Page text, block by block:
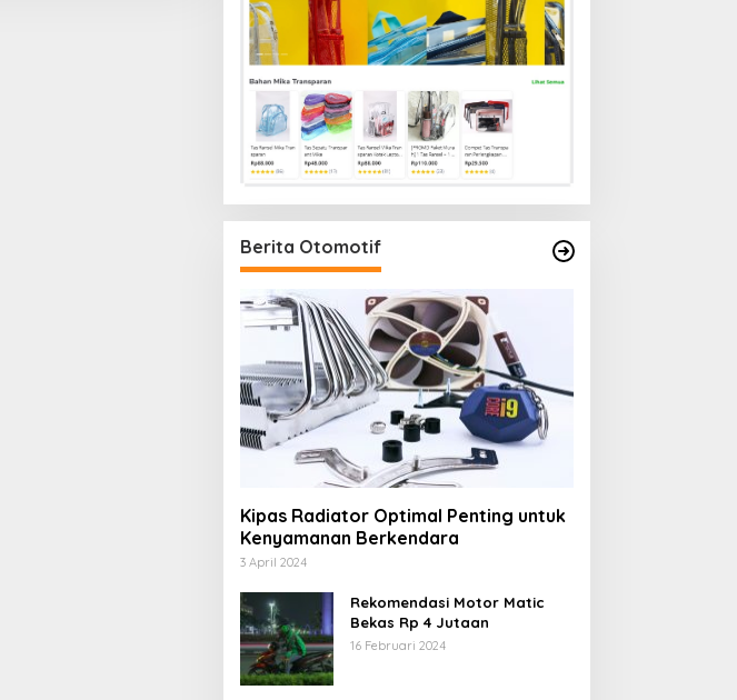
Berita Otomotif
Kipas Radiator Optimal Penting untuk
Kenyamanan Berkendara
3 April 2024
Rekomendasi Motor Matic
Bekas Rp 4 Jutaan
16 Februari 2024